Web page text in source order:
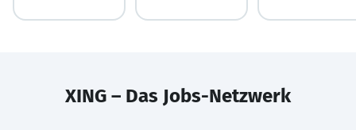
XING – Das Jobs-Netzwerk